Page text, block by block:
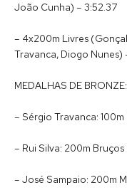
João Cunha) – 3:52.37
– 4x200m Livres
Travanca, Diogo Nunes)
MEDALHAS DE BRONZE:
– Sérgio Travanca:
– Rui Silva: 200m
– José Sampaio: 200m